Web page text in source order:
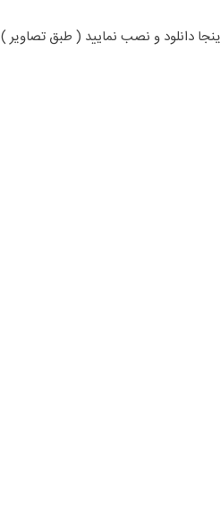
اینجا دانلود و نصب نمایید ( طبق تصاویر )